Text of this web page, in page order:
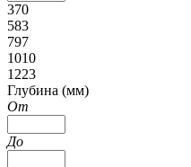
370
583
797
1010
1223
Глубина (мм)
От
До